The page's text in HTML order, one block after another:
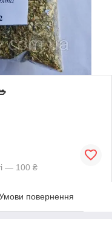
— 100 ₴
повернення